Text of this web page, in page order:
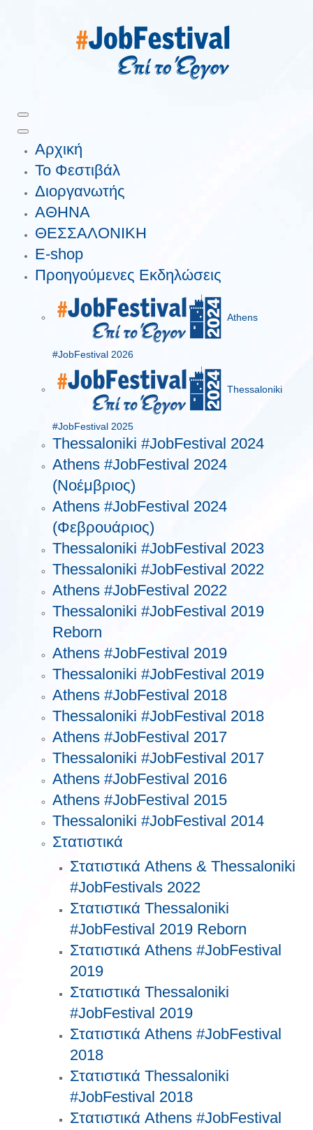
Αρχική
Το Φεστιβάλ
Διοργανωτής
ΑΘΗΝΑ
ΘΕΣΣΑΛΟΝΙΚΗ
E-shop
Προηγούμενες Εκδηλώσεις
Athens
#JobFestival 2026
Thessaloniki
#JobFestival 2025
Thessaloniki #JobFestival 2024
Athens #JobFestival 2024
(Νοέμβριος)
Athens #JobFestival 2024
(Φεβρουάριος)
Thessaloniki #JobFestival 2023
Thessaloniki #JobFestival 2022
Athens #JobFestival 2022
Thessaloniki #JobFestival 2019
Reborn
Athens #JobFestival 2019
Thessaloniki #JobFestival 2019
Athens #JobFestival 2018
Thessaloniki #JobFestival 2018
Athens #JobFestival 2017
Τhessaloniki #JobFestival 2017
Athens #JobFestival 2016
Athens #JobFestival 2015
Thessaloniki #JobFestival 2014
Στατιστικά
Στατιστικά Athens & Thessaloniki
#JobFestivals 2022
Στατιστικά Thessaloniki
#JobFestival 2019 Reborn
Στατιστικά Athens #JobFestival
2019
Στατιστικά Thessaloniki
#JobFestival 2019
Στατιστικά Athens #JobFestival
2018
Στατιστικά Thessaloniki
#JobFestival 2018
Στατιστικά Athens #JobFestival